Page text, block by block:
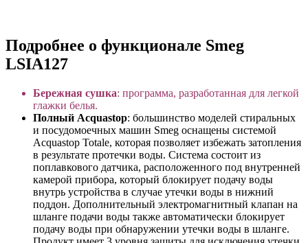
Подробнее о функционале Smeg
LSIA127
Бережная сушка: программа, разработанная для легкой
глажки белья.
Полный Acquastop: большинство моделей стиральных
и посудомоечных машин Smeg оснащены системой
Acquastop Totale, которая позволяет избежать затопления
в результате протечки воды. Система состоит из
поплавкового датчика, расположенного под внутренней
камерой прибора, который блокирует подачу воды
внутрь устройства в случае утечки воды в нижний
поддон. Дополнительный электромагнитный клапан на
шланге подачи воды также автоматически блокирует
подачу воды при обнаружении утечки воды в шланге.